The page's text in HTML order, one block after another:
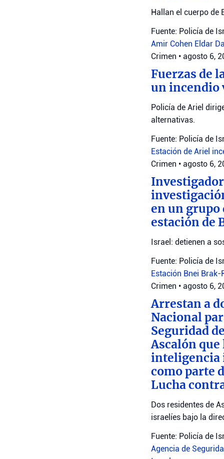
Hallan el cuerpo de
Fuente: Policía de
Amir Cohen Eldar
Crimen • agosto 6,
Fuerzas de
un incendio
Policía de Ariel
alternativas.
Fuente: Policía de
Estación de Ariel
Crimen • agosto 6,
en un grupo
estación de
Israel: detienen a
Fuente: Policía de
Estación Bnei
Crimen • agosto 6,
Arrestan a
Nacional
Seguridad
Ascalón
inteligencia
como parte
Lucha
Dos residentes de
israelíes bajo la
Fuente: Policía de
Agencia de